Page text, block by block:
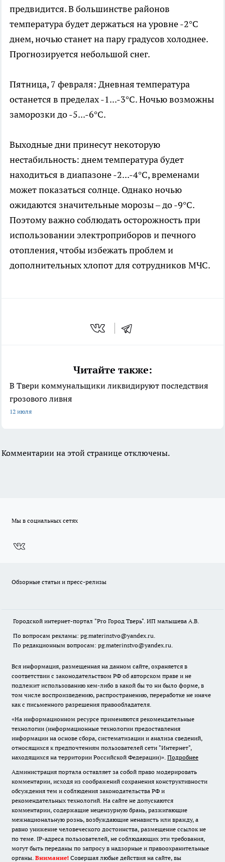
предвидится. В большинстве районов
температура будет держаться на уровне -2°C
днем, ночью станет на пару градусов холоднее.
Прогнозируется небольшой снег.
Пятница, 7 февраля: Дневная температура
останется в пределах -1...-3°C. Ночью возможны
заморозки до -5...-6°C.
Выходные дни принесут некоторую
нестабильность: днем температура будет
находиться в диапазоне -2...-4°C, временами
может показаться солнце. Однако ночью
ожидаются значительные морозы – до -9°C.
Поэтому важно соблюдать осторожность при
использовании электроприборов и печного
отопления, чтобы избежать проблем и
дополнительных хлопот для сотрудников МЧС.
Читайте также:
В Твери коммунальщики ликвидируют последствия
грозового ливня
12 июля
Комментарии на этой странице отключены.
Мы в социальных сетях
Обзорные статьи и пресс-релизы
Городской интернет-портал "Pro Город Тверь". ИП малышева А.В.
По вопросам рекламы: pg.materinstvo@yandex.ru.
По редакционным вопросам: pg.materinstvo@yandex.ru.
Вся информация, размещенная на данном сайте, охраняется в
соответствии с законодательством РФ об авторском праве и не
подлежит использованию кем-либо в какой бы то ни было форме, в
том числе воспроизведению, распространению, переработке не иначе
как с письменного разрешения правообладателя.
«На информационном ресурсе применяются рекомендательные
технологии (информационные технологии предоставления
информации на основе сбора, систематизации и анализа сведений,
относящихся к предпочтениям пользователей сети "Интернет",
находящихся на территории Российской Федерации)». Подробнее
Администрация портала оставляет за собой право модерировать
комментарии, исходя из соображений сохранения конструктивности
обсуждения тем и соблюдения законодательства РФ и
рекомендательных технологий. На сайте не допускаются
комментарии, содержащие нецензурную брань, разжигающие
межнациональную рознь, возбуждающие ненависть или вражду, а
равно унижение человеческого достоинства, размещение ссылок не
по теме. IP-адреса пользователей, не соблюдающих эти требования,
могут быть переданы по запросу в надзорные и правоохранительные
органы. Внимание! Совершая любые действия на сайте, вы